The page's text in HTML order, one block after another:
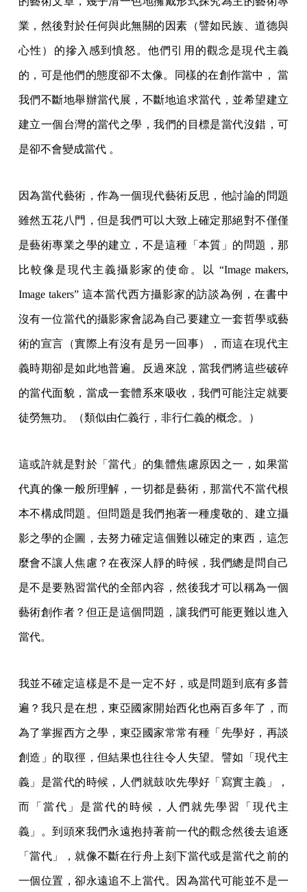
業，然後對於任何與此無關的因素（譬如民族、道德與
心性）的摻入感到憤怒。他們引用的觀念是現代主義
的，可是他們的態度卻不太像。同樣的在創作當中， 當
我們不斷地舉辦當代展，不斷地追求當代，並希望建立
建立一個台灣的當代之學，我們的目標是當代沒錯，可
是卻不會變成當代 。
因為當代藝術，作為一個現代藝術反思，他討論的問題
雖然五花八門，但是我們可以大致上確定那絕對不僅僅
是藝術專業之學的建立，不是這種「本質」的問題，那
比較像是現代主義攝影家的使命。以 “Image makers,
Image takers” 這本當代西方攝影家的訪談為例，在書中
沒有一位當代的攝影家會認為自己要建立一套哲學或藝
術的宣言（實際上有沒有是另一回事），而這在現代主
義時期卻是如此地普遍。反過來說，當我們將這些破碎
的當代面貌，當成一套體系來吸收，我們可能注定就要
徒勞無功。（類似由仁義行，非行仁義的概念。）
這或許就是對於「當代」的集體焦慮原因之一，如果當
代真的像一般所理解，一切都是藝術，那當代不當代根
本不構成問題。但問題是我們抱著一種虔敬的、建立攝
影之學的企圖，去努力確定這個難以確定的東西，這怎
麼會不讓人焦慮？在夜深人靜的時候，我們總是問自己
是不是要熟習當代的全部內容，然後我才可以稱為一個
藝術創作者？但正是這個問題，讓我們可能更難以進入
當代。
我並不確定這樣是不是一定不好，或是問題到底有多普
遍？我只是在想，東亞國家開始西化也兩百多年了，而
為了掌握西方之學，東亞國家常常有種「先學好，再談
創造」的取徑，但結果也往往令人失望。譬如「現代主
義」是當代的時候，人們就鼓吹先學好「寫實主義」，
而「當代」是當代的時候，人們就先學習「現代主
義」。到頭來我們永遠抱持著前一代的觀念然後去追逐
「當代」，就像不斷在行舟上刻下當代或是當代之前的
一個位置，卻永遠追不上當代。因為當代可能並不是一